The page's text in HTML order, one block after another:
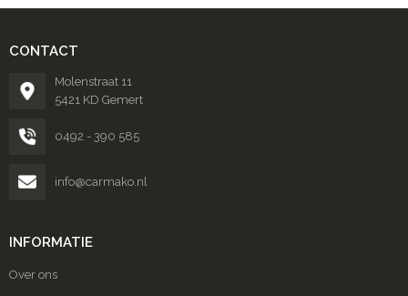
CONTACT
Molenstraat 11
5421 KD Gemert
0492 - 390 585
info@carmako.nl
INFORMATIE
Over ons